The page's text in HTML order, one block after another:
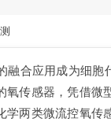
合应用成为细
传感器，凭借
两类微流控氧